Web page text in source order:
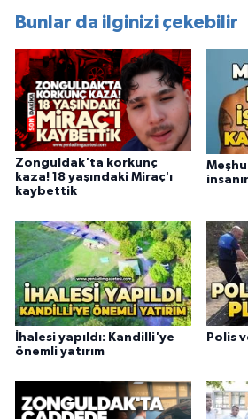
Bunlar da ilginizi çekebilir
Zonguldak'ta korkunç
kaza! 18 yaşındaki Miraç'ı
kaybettik
İhalesi yapıldı: Kandilli'ye
önemli yatırım
Polis